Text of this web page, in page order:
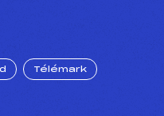
Télémark